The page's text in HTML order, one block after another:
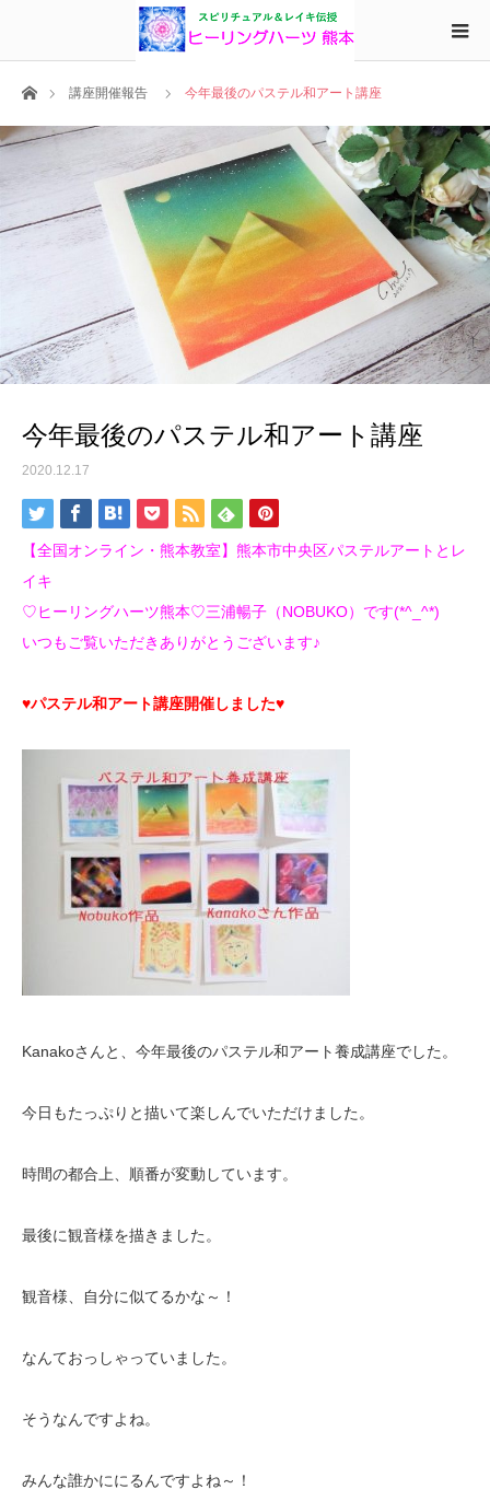
ホーム講座開催報告 今年最後のパステル和アート講座
今年最後のパステル和アート講座
2020.12.17
【全国オンライン・熊本教室】熊本市中央区パステルアートとレ
イキ
♡ヒーリングハーツ熊本♡三浦暢子（NOBUKO）です(*^_^*)
いつもご覧いただきありがとうございます♪
♥パステル和アート講座開催しました♥
Kanakoさんと、今年最後のパステル和アート養成講座でした。
今日もたっぷりと描いて楽しんでいただけました。
時間の都合上、順番が変動しています。
最後に観音様を描きました。
観音様、自分に似てるかな～！
なんておっしゃっていました。
そうなんですよね。
みんな誰かににるんですよね～！